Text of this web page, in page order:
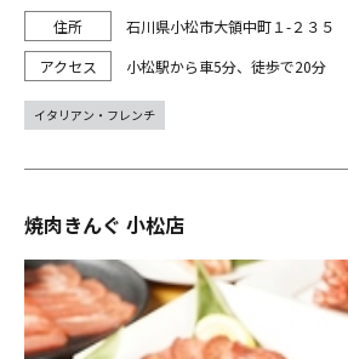
石川県小松市大領中町１-２３５
小松駅から車5分、徒歩で20分
イタリアン・フレンチ
焼肉きんぐ 小松店